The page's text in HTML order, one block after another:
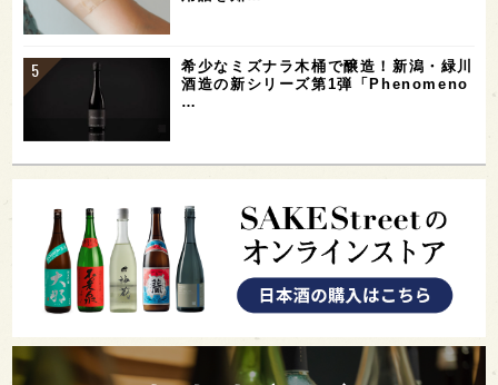
希少なミズナラ木桶で醸造！新潟・緑川
酒造の新シリーズ第1弾「Phenomeno
…